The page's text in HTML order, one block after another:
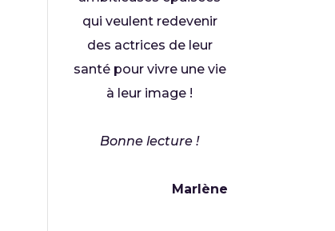
qui veulent redevenir
des actrices de leur
santé pour vivre une vie
à leur image !
Bonne lecture !
Marlène